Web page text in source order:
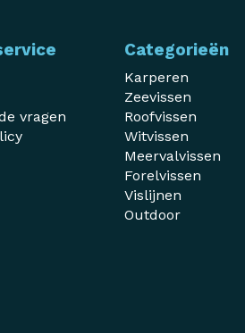
vragen
Categorieën
Karperen
Zeevissen
Roofvissen
Witvissen
Meervalvissen
Forelvissen
Vislijnen
Outdoor